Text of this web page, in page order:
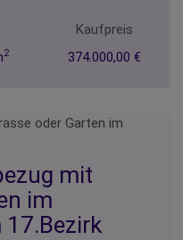
2
Kaufpreis
374.000,00 €
mit
im